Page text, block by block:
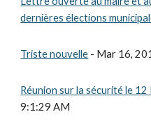
dernières élections
Triste nouvelle - Mar 16,
Réunion sur la sécurité le
9:1:29 AM